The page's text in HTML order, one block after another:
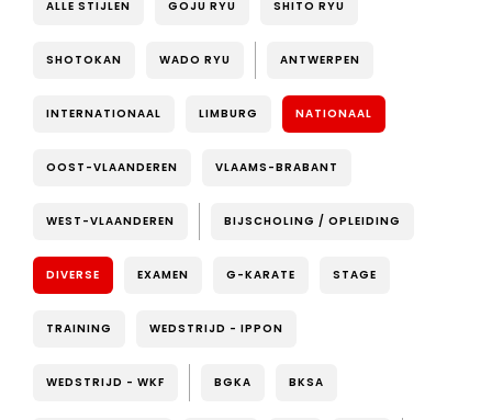
ALLE STIJLEN GOJU RYU SHITO RYU
SHOTOKAN WADO RYU ANTWERPEN
INTERNATIONAAL LIMBURG NATIONAAL
OOST-VLAANDEREN VLAAMS-BRABANT
WEST-VLAANDEREN BIJSCHOLING / OPLEIDING
DIVERSE EXAMEN G-KARATE STAGE
TRAINING WEDSTRIJD - IPPON
WEDSTRIJD - WKF BGKA BKSA